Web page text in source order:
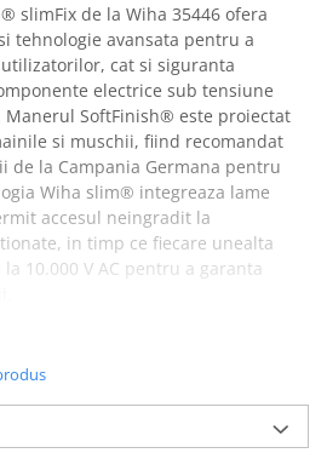
slimFix de la Wiha 35446 ofera
tehnologie avansata pentru a
cat si siguranta
electrice sub tensiune
Manerul SoftFinish® este proiectat
si muschii, fiind recomandat
de la Campania Germana pentru
Wiha slim® integreaza lame
accesul neingradit la
in timp ce fiecare unealta
10.000 V AC pentru a garanta
VDE SoftFinish®
35446